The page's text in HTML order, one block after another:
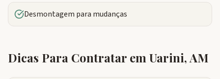
Desmontagem para mudanças
Dicas Para Contratar em Uarini,AM